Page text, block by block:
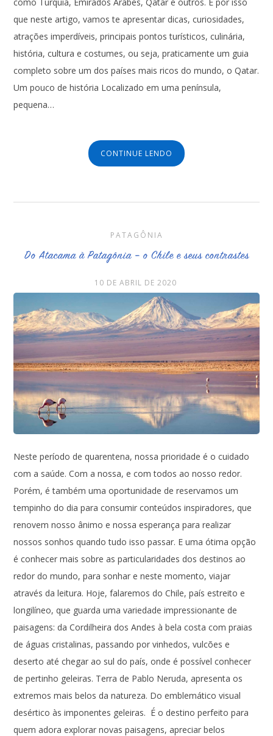
que neste artigo, vamos te apresentar dicas, curiosidades,
atrações imperdíveis, principais pontos turísticos, culinária,
história, cultura e costumes, ou seja, praticamente um guia
completo sobre um dos países mais ricos do mundo, o Qatar.
Um pouco de história Localizado em uma península,
pequena…
CONTINUE LENDO
PATAGÔNIA
Do Atacama à Patagônia – o Chile e seus contrastes
10 DE ABRIL DE 2020
Neste período de quarentena, nossa prioridade é o cuidado
com a saúde. Com a nossa, e com todos ao nosso redor.
Porém, é também uma oportunidade de reservamos um
tempinho do dia para consumir conteúdos inspiradores, que
renovem nosso ânimo e nossa esperança para realizar
nossos sonhos quando tudo isso passar. E uma ótima opção
é conhecer mais sobre as particularidades dos destinos ao
redor do mundo, para sonhar e neste momento, viajar
através da leitura. Hoje, falaremos do Chile, país estreito e
longilíneo, que guarda uma variedade impressionante de
paisagens: da Cordilheira dos Andes à bela costa com praias
de águas cristalinas, passando por vinhedos, vulcões e
deserto até chegar ao sul do país, onde é possível conhecer
de pertinho geleiras. Terra de Pablo Neruda, apresenta os
extremos mais belos da natureza. Do emblemático visual
desértico às imponentes geleiras. É o destino perfeito para
quem adora explorar novas paisagens, apreciar belos